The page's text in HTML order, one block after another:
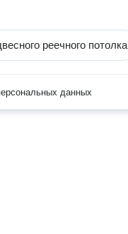
реечного потолка
данных